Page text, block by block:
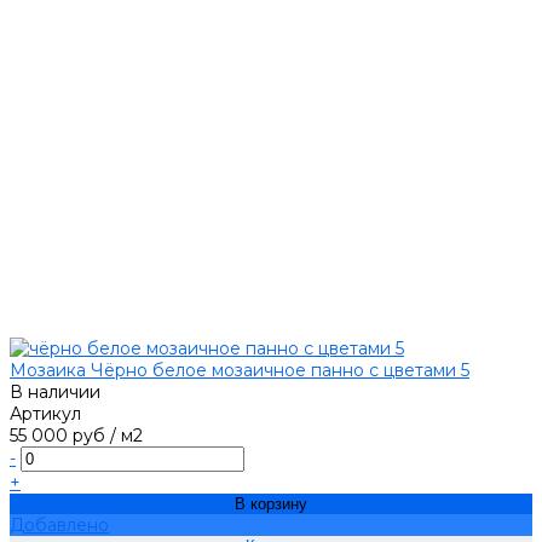
Мозаика Чёрно белое мозаичное панно с цветами 5
В наличии
Артикул
55 000 руб / м2
-
+
В корзину
Добавлено